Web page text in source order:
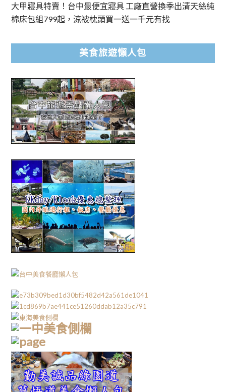
大甲寢具特賣！台中最便宜寢具 工廠直營換季出清天絲純
棉床包組799起，涼被枕頭買一送一千元有找
美食旅遊懶人包